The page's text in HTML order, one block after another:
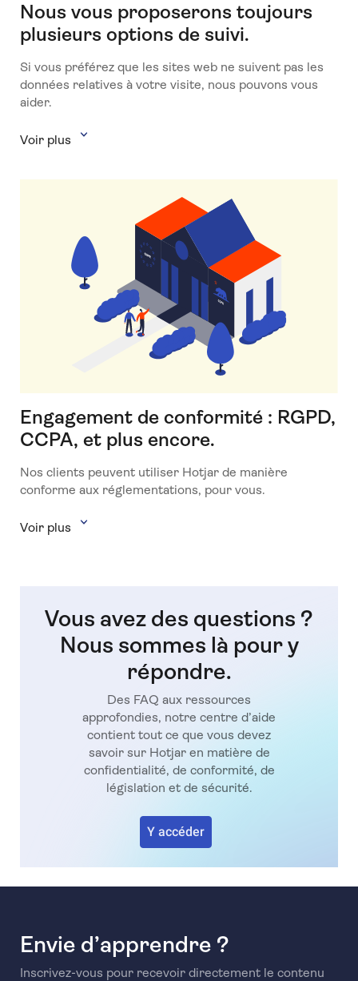
Nous vous proposerons toujours
plusieurs options de suivi.
Si vous préférez que les sites web ne suivent pas les
données relatives à votre visite, nous pouvons vous
aider.
Voir plus
Engagement de conformité : RGPD,
CCPA, et plus encore.
Nos clients peuvent utiliser Hotjar de manière
conforme aux réglementations, pour vous.
Voir plus
Vous avez des questions ?
Nous sommes là pour y
répondre.
Des FAQ aux ressources
approfondies, notre centre d’aide
contient tout ce que vous devez
savoir sur Hotjar en matière de
confidentialité, de conformité, de
législation et de sécurité.
Y accéder
Envie d’apprendre ?
Inscrivez-vous pour recevoir directement le contenu